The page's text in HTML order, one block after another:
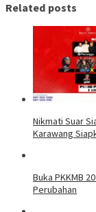
Related posts
Nikmati Suar
Karawang
Buka PKKMB
Perubahan